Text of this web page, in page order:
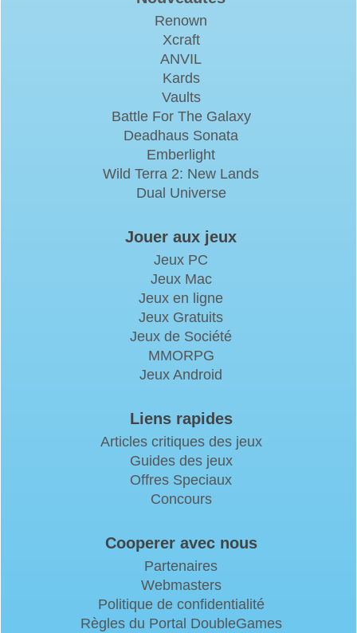
Renown
Xcraft
ANVIL
Kards
Vaults
Battle For The Galaxy
Deadhaus Sonata
Emberlight
Wild Terra 2: New Lands
Dual Universe
Jouer aux jeux
Jeux PC
Jeux Mac
Jeux en ligne
Jeux Gratuits
Jeux de Société
MMORPG
Jeux Android
Liens rapides
Articles critiques des jeux
Guides des jeux
Offres Speciaux
Concours
Cooperer avec nous
Partenaires
Webmasters
Politique de confidentialité
Règles du Portal DoubleGames